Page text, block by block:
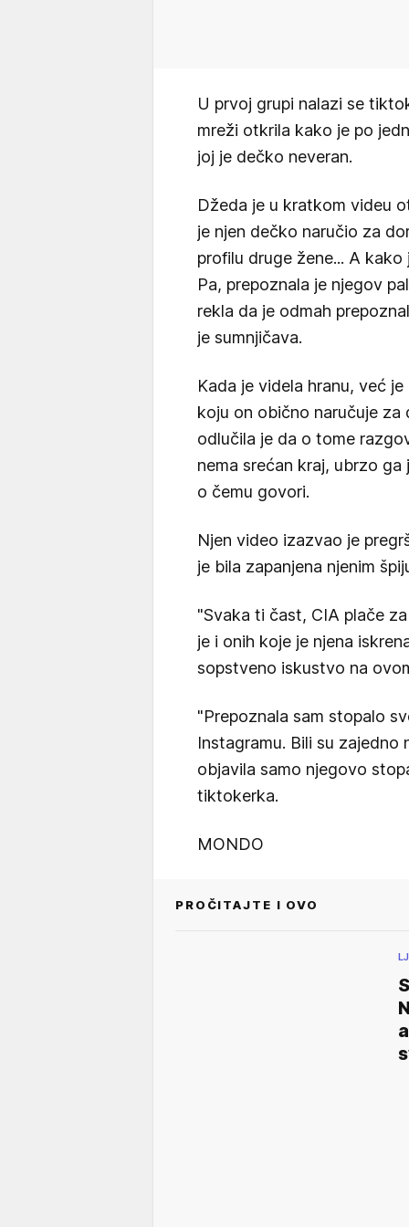
U prvoj grupi nalazi se
mreži otkrila kako je po
joj je dečko neveran.
Džeda je u kratkom videu
je njen dečko naručio za
profilu druge žene... A
Pa, prepoznala je njegov
rekla da je odmah
je sumnjičava.
Kada je videla hranu, već
koju on obično naručuje za
odlučila je da o tome
nema srećan kraj, ubrzo
o čemu govori.
Njen video izazvao je
je bila zapanjena njenim
"Svaka ti čast, CIA plače
je i onih koje je njena
sopstveno iskustvo na
"Prepoznala sam stopalo
Instagramu. Bili su zajedno
objavila samo njegovo
tiktokerka.
MONDO
PROČITAJTE I OVO